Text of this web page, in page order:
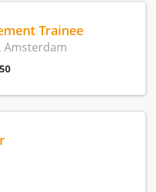
Trainee
Amsterdam